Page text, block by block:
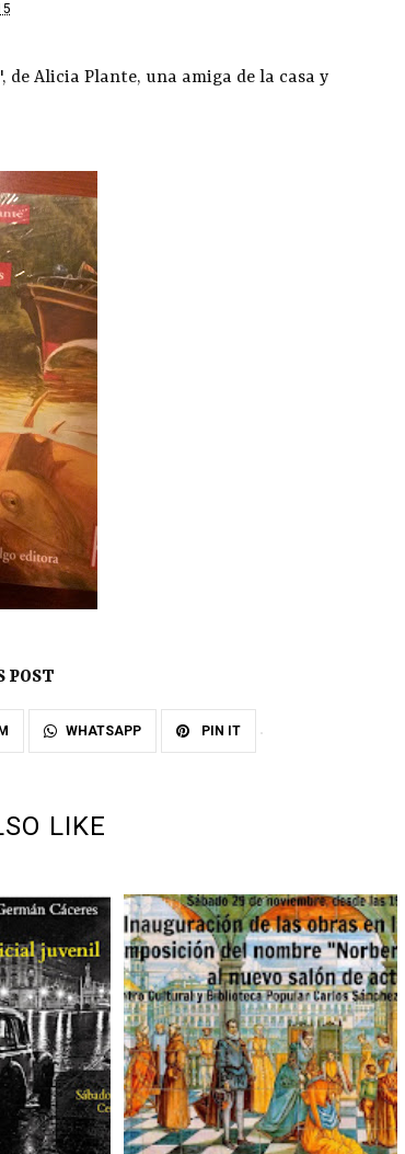
Alicia Plante, una amiga de la casa y
POST
WHATSAPP PIN IT
LIKE